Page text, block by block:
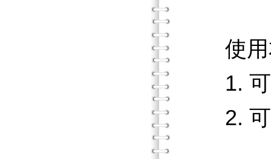
使用本
1. 可
2. 可